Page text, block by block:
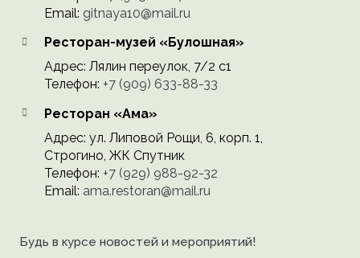
Email: gitnaya10@mail.ru
Ресторан-музей «Булошная»
Адрес: Лялин переулок, 7/2 с1
Телефон: +7 (909) 633-88-33
Ресторан «Ама»
Адрес: ул. Липовой Рощи, 6, корп. 1,
Строгино, ЖК Спутник
Телефон: +7 (929) 988-92-32
Email: ama.restoran@mail.ru
Будь в курсе новостей и мероприятий!